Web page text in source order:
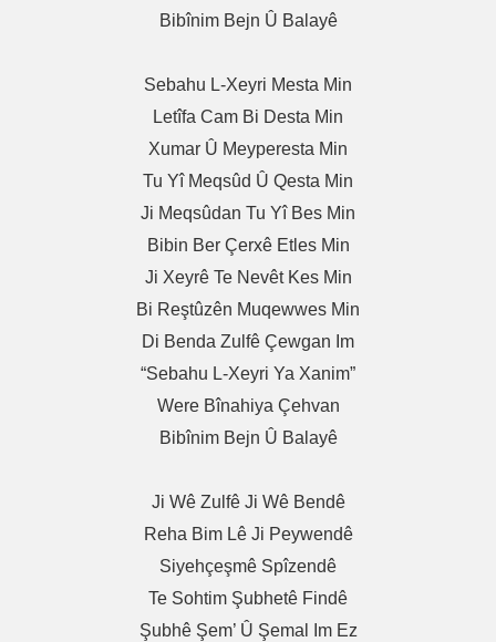
Bibînim Bejn Û Balayê
Sebahu L-Xeyri Mesta Min
Letîfa Cam Bi Desta Min
Xumar Û Meyperesta Min
Tu Yî Meqsûd Û Qesta Min
Ji Meqsûdan Tu Yî Bes Min
Bibin Ber Çerxê Etles Min
Ji Xeyrê Te Nevêt Kes Min
Bi Reştûzên Muqewwes Min
Di Benda Zulfê Çewgan Im
“Sebahu L-Xeyri Ya Xanim”
Were Bînahiya Çehvan
Bibînim Bejn Û Balayê
Ji Wê Zulfê Ji Wê Bendê
Reha Bim Lê Ji Peywendê
Siyehçeşmê Spîzendê
Te Sohtim Şubhetê Findê
Şubhê Şem’ Û Şemal Im Ez